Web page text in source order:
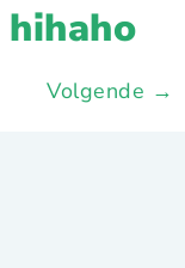
Volgende →